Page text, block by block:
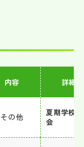
内容 詳細
その他
夏期学校
会